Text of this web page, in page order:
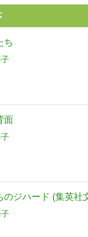
ち
面
のジハード (集英社